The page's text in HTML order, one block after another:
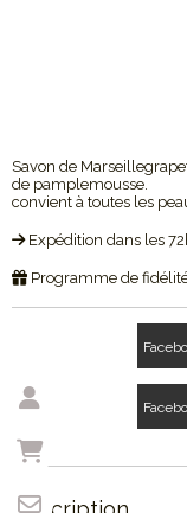
Savon de
de pamplemousse.
convient à toutes les
Expédition dans les
Programme de